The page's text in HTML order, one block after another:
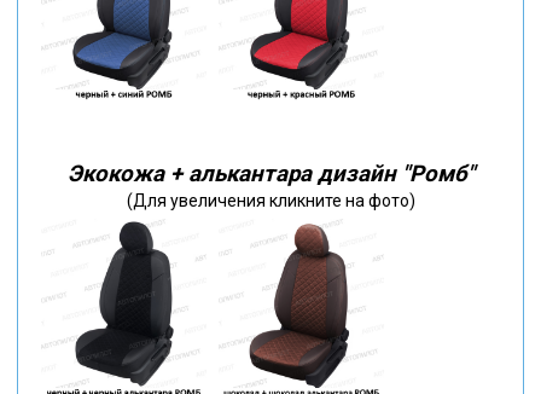
Экокожа + алькантара дизайн "Ромб"
(Для увеличения кликните на фото)